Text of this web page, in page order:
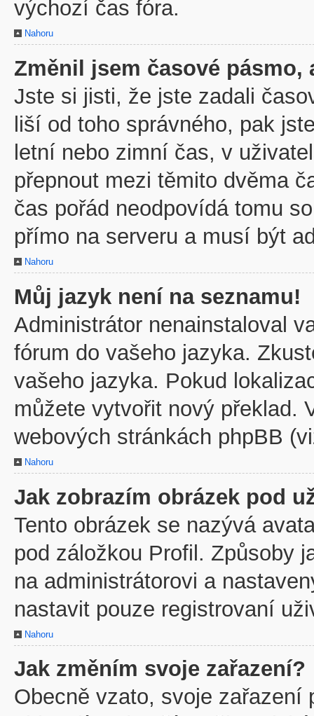
výchozí čas fóra.
Nahoru
Změnil jsem časové pásmo,
Jste si jisti, že jste zadali
liší od toho správného, pak
letní nebo zimní čas, v
přepnout mezi těmito dvěma
čas pořád neodpovídá tomu
přímo na serveru a musí být
Nahoru
Můj jazyk není na seznamu!
Administrátor nenainstaloval
fórum do vašeho jazyka.
vašeho jazyka. Pokud
můžete vytvořit nový překlad.
webových stránkách phpBB
Nahoru
Jak zobrazím obrázek pod
Tento obrázek se nazývá
pod záložkou Profil. Způsoby
na administrátorovi a
nastavit pouze registrovaní
Nahoru
Jak změním svoje zařazení?
Obecně vzato, svoje zařazení